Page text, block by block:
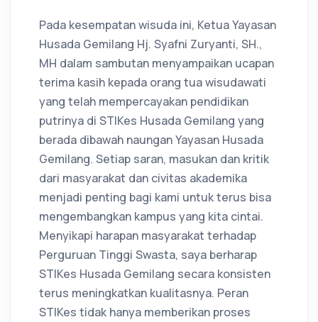
Pada kesempatan wisuda ini, Ketua Yayasan
Husada Gemilang Hj. Syafni Zuryanti, SH.,
MH dalam sambutan menyampaikan ucapan
terima kasih kepada orang tua wisudawati
yang telah mempercayakan pendidikan
putrinya di STIKes Husada Gemilang yang
berada dibawah naungan Yayasan Husada
Gemilang. Setiap saran, masukan dan kritik
dari masyarakat dan civitas akademika
menjadi penting bagi kami untuk terus bisa
mengembangkan kampus yang kita cintai.
Menyikapi harapan masyarakat terhadap
Perguruan Tinggi Swasta, saya berharap
STIKes Husada Gemilang secara konsisten
terus meningkatkan kualitasnya. Peran
STIKes tidak hanya memberikan proses